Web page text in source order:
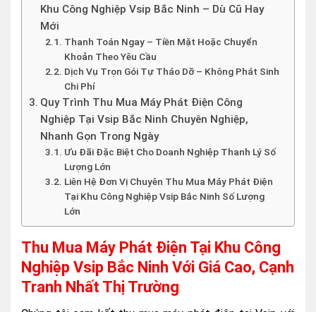
Khu Công Nghiệp Vsip Bắc Ninh – Dù Cũ Hay
Mới
Thanh Toán Ngay – Tiền Mặt Hoặc Chuyển
Khoản Theo Yêu Cầu
Dịch Vụ Trọn Gói Tự Tháo Dỡ – Không Phát Sinh
Chi Phí
Quy Trình Thu Mua Máy Phát Điện Công
Nghiệp Tại Vsip Bắc Ninh Chuyên Nghiệp,
Nhanh Gọn Trong Ngày
Ưu Đãi Đặc Biệt Cho Doanh Nghiệp Thanh Lý Số
Lượng Lớn
Liên Hệ Đơn Vị Chuyên Thu Mua Máy Phát Điện
Tại Khu Công Nghiệp Vsip Bắc Ninh Số Lượng
Lớn
Thu Mua Máy Phát Điện Tại Khu Công
Nghiệp Vsip Bắc Ninh Với Giá Cao, Cạnh
Tranh Nhất Thị Trường